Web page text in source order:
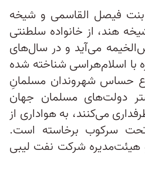
فیصل القاسمی و شیخه
هند، از خانواده سلطنتی
می‌آید و در سال‌های
با اسلام‌هراسی شناخته‌ شده
حساس شهروندان مسلمانِ
دولت‌های مسلمان جهان
می‌کنند، به هواداری از
سرکوب برخاسته است.
شرکت نفت لیبی